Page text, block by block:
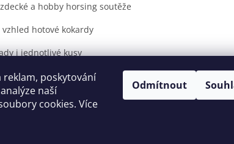
reklam, poskytování
naší
cookies. Více
Odmítnout
a hobby horsing soutěže
hotové kokardy
i jednotlivé kusy
umístění je praktickým a estetickým řešením